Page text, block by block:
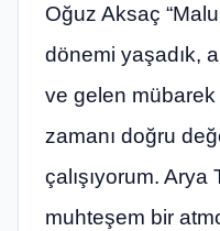
Oğuz Aksaç
dönemi yaşadık,
ve gelen mübarek
zamanı doğru
çalışıyorum.
muhteşem bir